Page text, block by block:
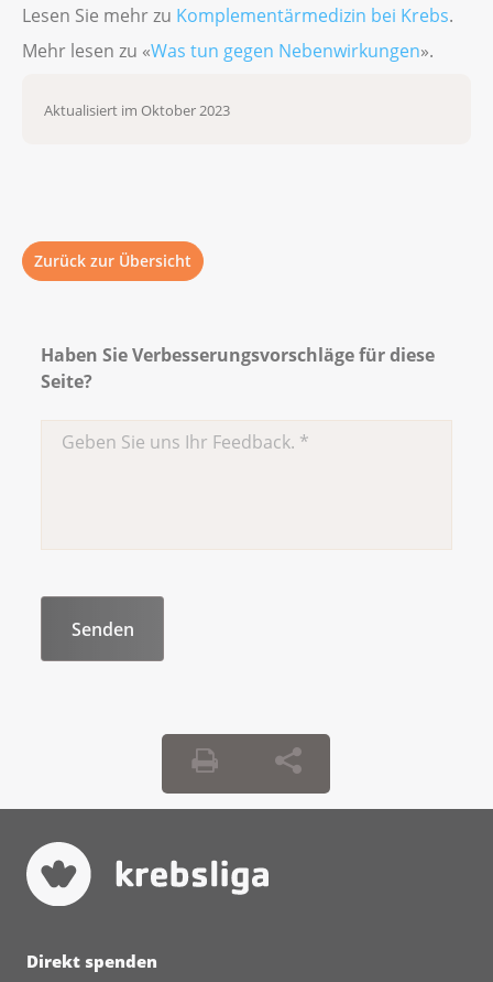
Lesen Sie mehr zu Komplementärmedizin bei Krebs.
Mehr lesen zu «Was tun gegen Nebenwirkungen».
Aktualisiert im Oktober 2023
Zurück zur Übersicht
Haben Sie Verbesserungsvorschläge für diese
Seite?
Direkt spenden